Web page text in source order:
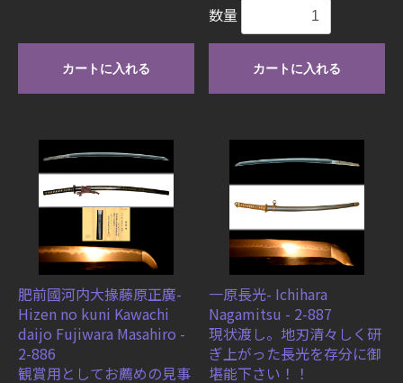
カートに入れる
数量
カートに入れる
肥前國河内大掾藤原正廣-
Hizen no kuni Kawachi
daijo Fujiwara Masahiro -
2-886
観賞用としてお薦めの見事
一原長光- Ichihara
Nagamitsu - 2-887
現状渡し。地刃清々しく研
ぎ上がった長光を存分に御
堪能下さい！！